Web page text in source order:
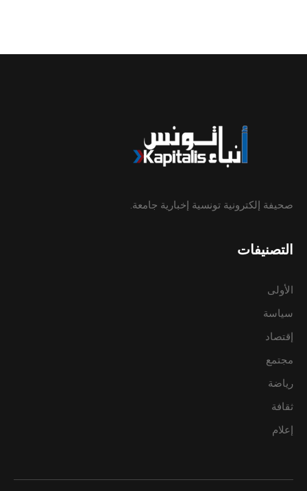
صحيفة إلكترونية تونسية إخبارية جامعة.
التصنيفات
الأولى
سياسة
إقتصاد
مجتمع
رياضة
ثقافة
إعلام